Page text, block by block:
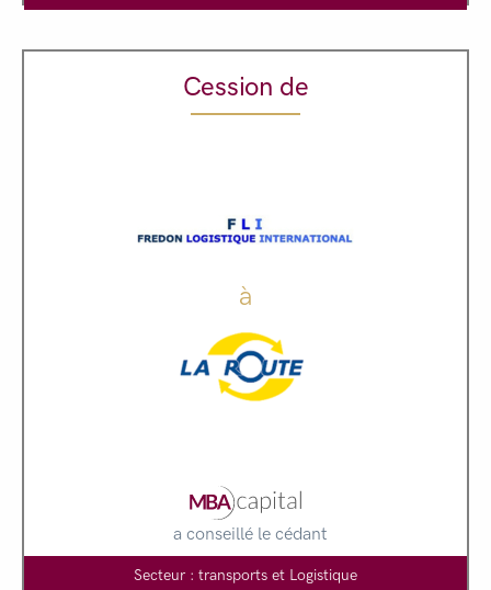
Cession de
à
a conseillé le cédant
Secteur : transports et Logistique